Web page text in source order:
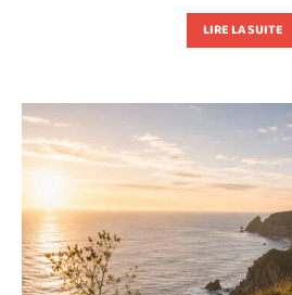
LIRE LA SUITE